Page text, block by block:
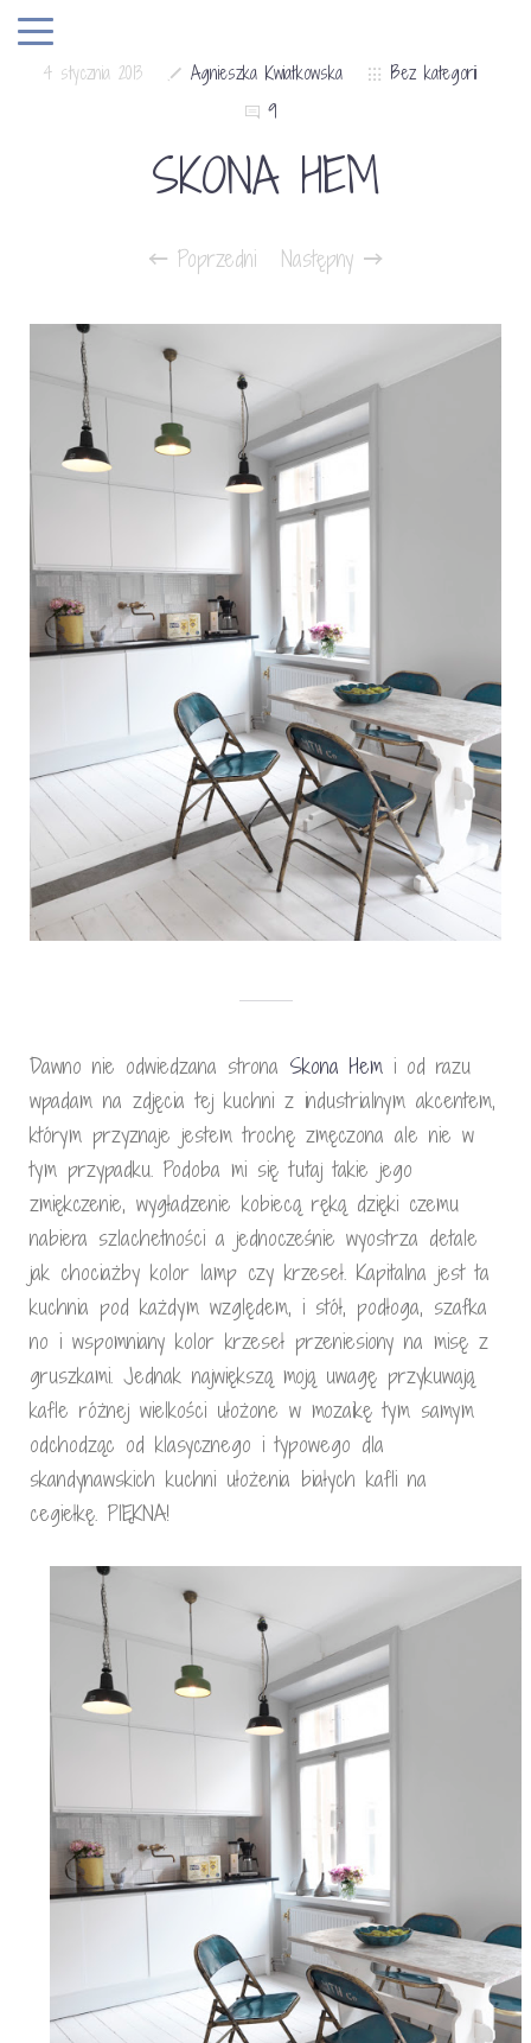
4 stycznia 2013 Agnieszka Kwiatkowska
Bez kategorii
9
SKONA HEM
Poprzedni Następny
Dawno nie odwiedzana strona Skona Hem i od razu
wpadam na zdjęcia tej kuchni z industrialnym akcentem,
którym przyznaje jestem trochę zmęczona ale nie w
tym przypadku. Podoba mi się tutaj takie jego
zmiękczenie, wygładzenie kobiecą ręką dzięki czemu
nabiera szlachetności a jednocześnie wyostrza detale
jak chociażby kolor lamp czy krzeseł. Kapitalna jest ta
kuchnia pod każdym względem, i stół, podłoga, szafka
no i wspomniany kolor krzeseł przeniesiony na misę z
gruszkami. Jednak największą moją uwagę przykuwają
kafle różnej wielkości ułożone w mozaikę tym samym
odchodząc od klasycznego i typowego dla
skandynawskich kuchni ułożenia białych kafli na
cegiełkę. PIĘKNA!